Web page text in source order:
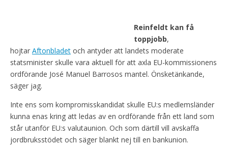
Reinfeldt kan få
toppjobb,
hojtar Aftonbladet och antyder att landets moderate
statsminister skulle vara aktuell för att axla EU-kommissionens
ordförande José Manuel Barrosos mantel. Önsketänkande,
säger jag.
Inte ens som kompromisskandidat skulle EU:s medlemsländer
kunna enas kring att ledas av en ordförande från ett land som
står utanför EU:s valutaunion. Och som därtill vill avskaffa
jordbruksstödet och säger blankt nej till en bankunion.